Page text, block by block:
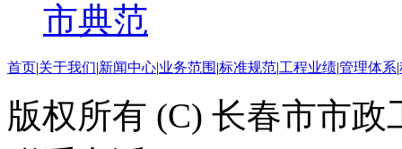
市典范
首页|关于我们|新闻中心|业务范围 |标准规范|工程业绩|管理体系|
版权所有 (C) 长春市市